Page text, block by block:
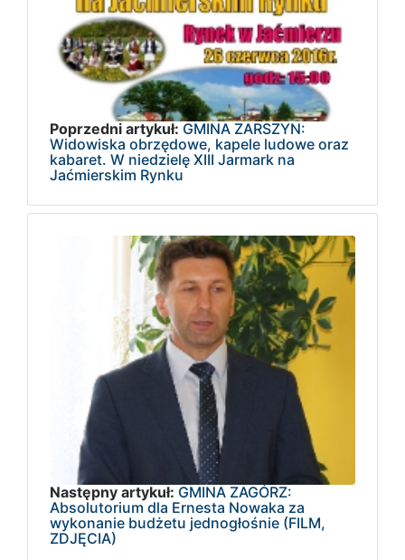
Poprzedni artykuł: GMINA ZARSZYN:
Widowiska obrzędowe, kapele ludowe oraz
kabaret. W niedzielę XIII Jarmark na
Jaćmierskim Rynku
Następny artykuł: GMINA ZAGÓRZ:
Absolutorium dla Ernesta Nowaka za
wykonanie budżetu jednogłośnie (FILM,
ZDJĘCIA)